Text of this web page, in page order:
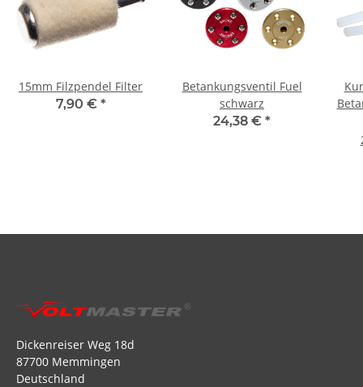
15mm Filzpendel Filter
7,90 € *
Betankungsventil Fuel
schwarz
24,38 € *
Dickenreiser Weg 18d
87700 Memmingen
Deutschland